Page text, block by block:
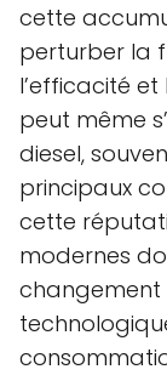
cette
perturber la
l’efficacité
peut même
diesel,
principaux
cette
modernes
changement